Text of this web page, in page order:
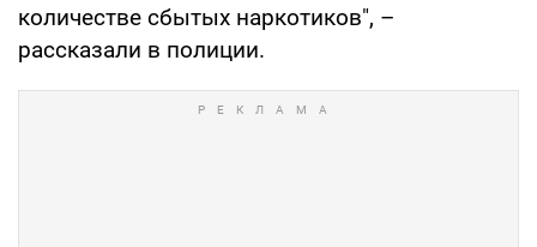
количестве сбытых наркотиков", –
рассказали в полиции.